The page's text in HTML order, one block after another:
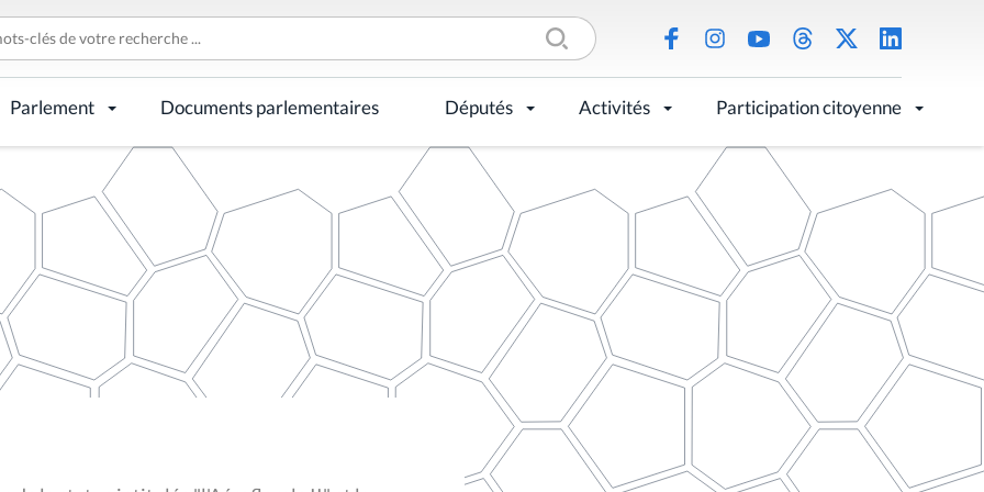
Parlement Documents parlementaires Députés Activités Participation citoyenne